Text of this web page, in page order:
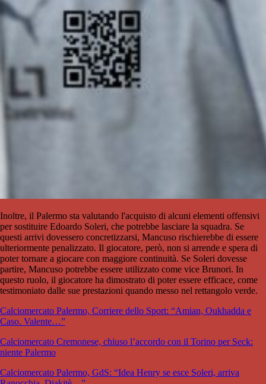
Inoltre, il Palermo sta valutando l'acquisto di alcuni elementi offensivi
per sostituire Edoardo Soleri, che potrebbe lasciare la squadra. Se
questi arrivi dovessero concretizzarsi, Mancuso rischierebbe di essere
ulteriormente penalizzato. Il giocatore, però, non si arrende e spera di
poter tornare a giocare con maggiore continuità. Se Soleri dovesse
partire, Mancuso potrebbe essere utilizzato come vice Brunori. In
questo ruolo, il giocatore ha dimostrato di poter essere efficace, come
testimoniato dalle sue prestazioni quando messo nel rettangolo verde.
Calciomercato Palermo, Corriere dello Sport: “Amian, Oukhadda e
Caso. Valente…”
Calciomercato Cremonese, chiuso l’accordo con il Torino per Seck:
niente Palermo
Calciomercato Palermo, GdS: “Idea Henry se esce Soleri, arriva